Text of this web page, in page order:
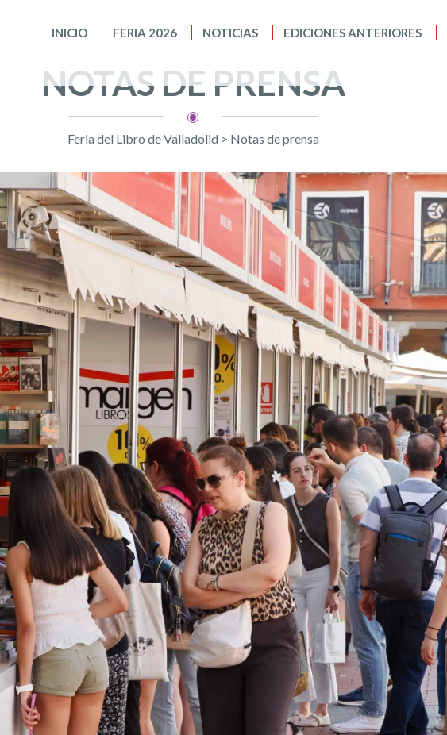
INICIO FERIA 2026 NOTICIAS EDICIONES ANTERIORES
NOTAS DE PRENSA
Feria del Libro de Valladolid > Notas de prensa